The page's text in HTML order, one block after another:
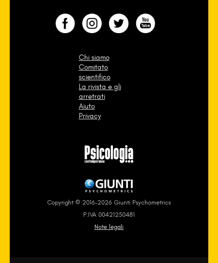
Copyright © 2016-2026 Giunti Psychometrics
P.IVA 00421250481
Note legali
Chi siamo
Comitato
scientifico
La rivista e gli
arretrati
Aiuto
Privacy